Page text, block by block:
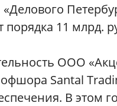
порядка 11 млрд.
ООО
Santal
В этом